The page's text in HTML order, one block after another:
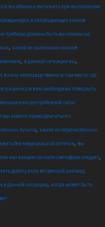
вы обязаны включить при выполнении
и запрещающих знаков
приборы должны быть включены на
, какой из указанных знаков
, в данной ситуации вы,
силу непосредственно в том месте где
если вам необходимо повернуть
центробежной силы
вы имеете право двигаться с
пункта, какие из перечисленных
без медицинской аптечки, вы
мигающем сигнале светофора следует,
дорогу если встречный разъезд
в данной ситуации, когда может быть